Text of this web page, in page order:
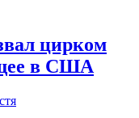
цирком
в США